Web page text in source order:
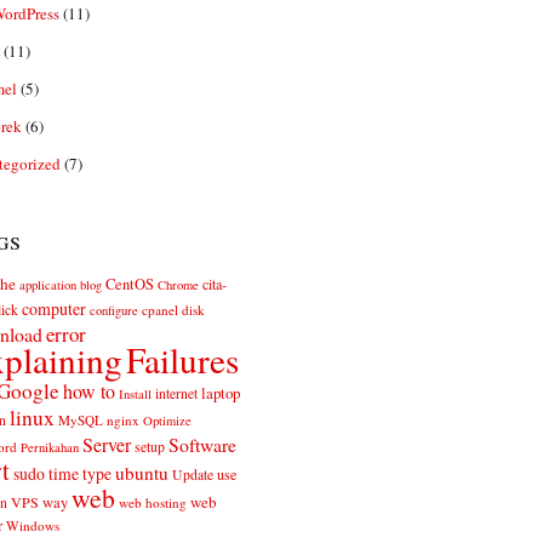
(11)
(11)
(5)
(6)
(7)
application blog CentOS Chrome cita-
computer configure cpanel disk
error
Failures
how to Install internet laptop
linux MySQL nginx Optimize
Pernikahan Server setup Software
sudotimetypeubuntu Update use
VPS way web web hosting web
Windows